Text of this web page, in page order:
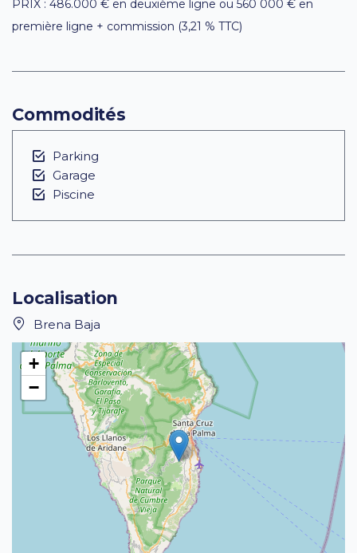
PRIX : 486.000 € en deuxième ligne ou 560 000 € en
première ligne + commission (3,21 % TTC)
Commodités
Parking
Garage
Piscine
Localisation
Brena Baja
+
−